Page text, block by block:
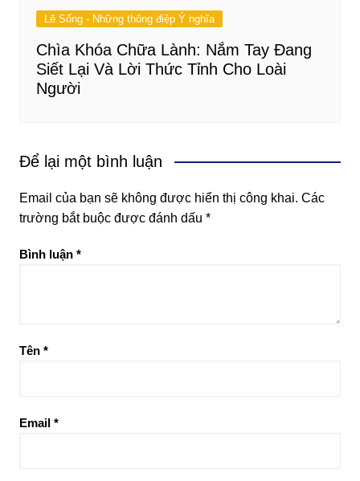
Lẽ Sống - Những thông điệp Ý nghĩa
Chìa Khóa Chữa Lành: Nắm Tay Đang
Siết Lại Và Lời Thức Tỉnh Cho Loài
Người
Để lại một bình luận
Email của bạn sẽ không được hiển thị công khai. Các
trường bắt buộc được đánh dấu *
Bình luận *
Tên *
Email *